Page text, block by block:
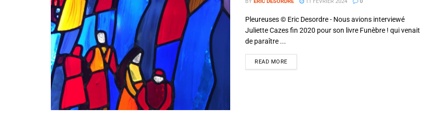
Pleureuses © Eric Desordre - Nous avions interviewé
Juliette Cazes fin 2020 pour son livre Funèbre ! qui venait
de paraître ...
READ MORE